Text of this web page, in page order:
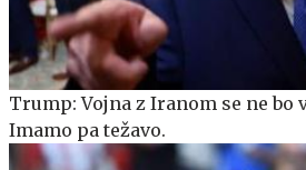
Trump: Vojna z Iranom se ne bo
Imamo pa težavo.